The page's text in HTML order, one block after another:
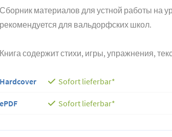
Сборник материалов для устной работы на
рекомендуется для вальдорфских школ.
Книга содержит стихи, игры, упражнения,
Hardcover Sofort lieferbar*
ePDF Sofort lieferbar*